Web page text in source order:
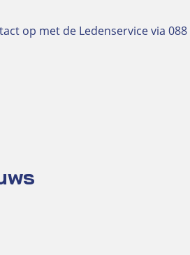
Vision
visionspecialist
op met de Ledenservice via 088